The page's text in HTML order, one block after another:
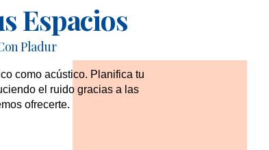
Espacios
Pladur
como acústico. Planifica tu
el ruido gracias a las
ofrecerte.